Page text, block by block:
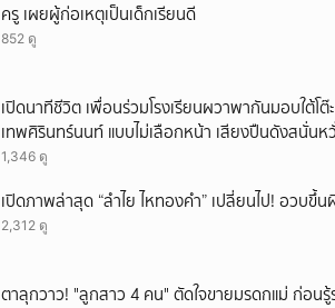
ครู เผยผู้ก่อเหตุเป็นเด็กเรียนดี
852 ดู
เปิดนาทีชีวิต เพื่อนร่วมโรงเรียนผวาพากันมอบใต้โต๊
เทพศิรินทร์นนท์ แบบไม่เลือกหน้า เสียงปืนดังสนั่นห
1,346 ดู
เปิดภาพล่าสุด “ลำไย ไหทองคำ” เปลี่ยนไป! อวบขึ้
2,312 ดู
ตาลุกวาว! "ลูกสาว 4 คน" ตัดใจขายมรดกแม่ ก่อน